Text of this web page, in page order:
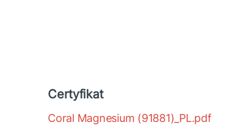
Certyfikat
Coral Magnesium (91881)_PL.pdf